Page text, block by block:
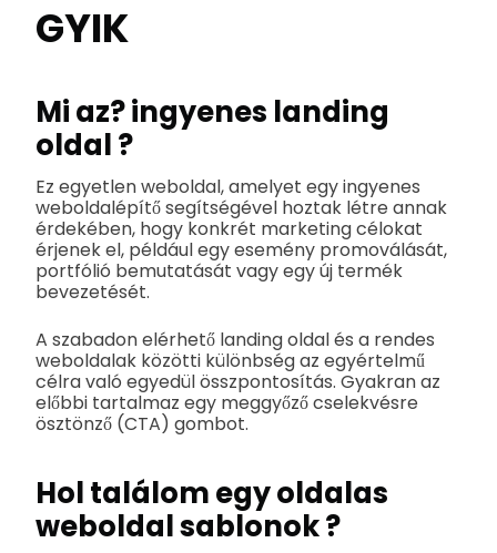
GYIK
Mi az?ingyenes landing
oldal?
Ez egyetlen weboldal, amelyet egy ingyenes
weboldalépítő segítségével hoztak létre annak
érdekében, hogy konkrét marketing célokat
érjenek el, például egy esemény promoválását,
portfólió bemutatását vagy egy új termék
bevezetését.
A szabadon elérhető landing oldal és a rendes
weboldalak közötti különbség az egyértelmű
célra való egyedül összpontosítás. Gyakran az
előbbi tartalmaz egy meggyőző cselekvésre
ösztönző (CTA) gombot.
Hol találomegy oldalas
weboldal sablonok?